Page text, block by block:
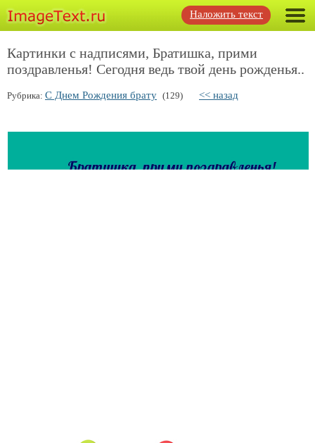
Наложить текст
Картинки с надписями, Братишка, прими
поздравленья! Сегодня ведь твой день рожденья..
Рубрика: С Днем Рождения брату (129) << назад